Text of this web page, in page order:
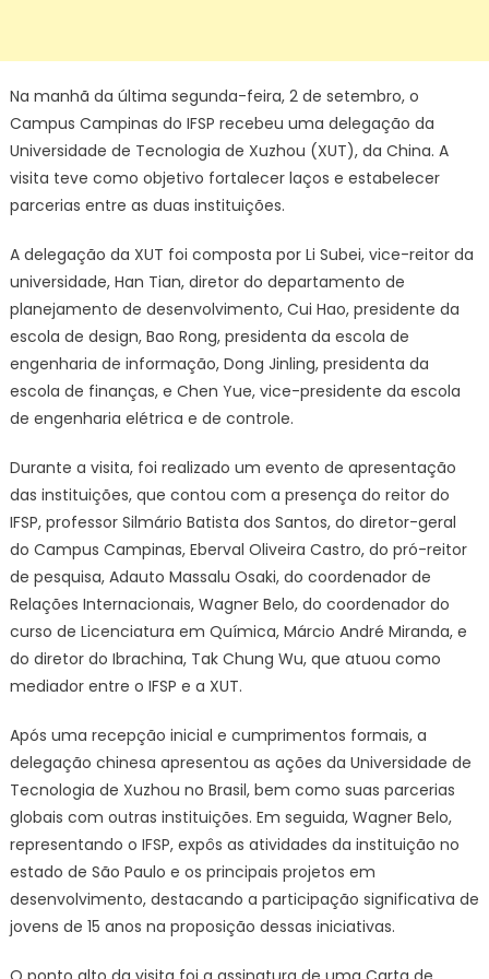
Na manhã da última segunda-feira, 2 de setembro, o
Campus Campinas do IFSP recebeu uma delegação da
Universidade de Tecnologia de Xuzhou (XUT), da China. A
visita teve como objetivo fortalecer laços e estabelecer
parcerias entre as duas instituições.
A delegação da XUT foi composta por Li Subei, vice-reitor da
universidade, Han Tian, diretor do departamento de
planejamento de desenvolvimento, Cui Hao, presidente da
escola de design, Bao Rong, presidenta da escola de
engenharia de informação, Dong Jinling, presidenta da
escola de finanças, e Chen Yue, vice-presidente da escola
de engenharia elétrica e de controle.
Durante a visita, foi realizado um evento de apresentação
das instituições, que contou com a presença do reitor do
IFSP, professor Silmário Batista dos Santos, do diretor-geral
do Campus Campinas, Eberval Oliveira Castro, do pró-reitor
de pesquisa, Adauto Massalu Osaki, do coordenador de
Relações Internacionais, Wagner Belo, do coordenador do
curso de Licenciatura em Química, Márcio André Miranda, e
do diretor do Ibrachina, Tak Chung Wu, que atuou como
mediador entre o IFSP e a XUT.
Após uma recepção inicial e cumprimentos formais, a
delegação chinesa apresentou as ações da Universidade de
Tecnologia de Xuzhou no Brasil, bem como suas parcerias
globais com outras instituições. Em seguida, Wagner Belo,
representando o IFSP, expôs as atividades da instituição no
estado de São Paulo e os principais projetos em
desenvolvimento, destacando a participação significativa de
jovens de 15 anos na proposição dessas iniciativas.